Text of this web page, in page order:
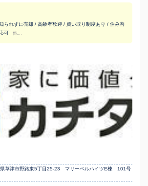
られずに売却 / 高齢者歓迎 / 買い取り制度あり / 住み替
可
他...
草津市野路東5丁目25-23 マリーベルハイツE棟 101号